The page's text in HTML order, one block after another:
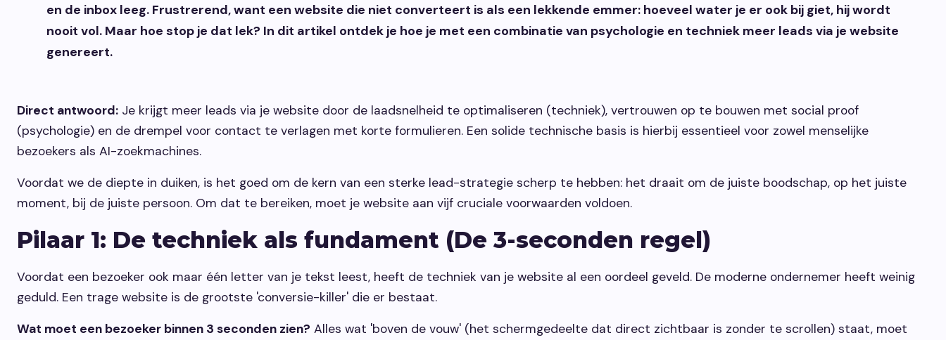
en de inbox leeg. Frustrerend, want een website die niet converteert is als een lekkende emmer: hoeveel water je er ook bij giet, hij wordt
nooit vol. Maar hoe stop je dat lek? In dit artikel ontdek je hoe je met een combinatie van psychologie en techniek meer leads via je website
genereert.
Direct antwoord: Je krijgt meer leads via je website door de laadsnelheid te optimaliseren (techniek), vertrouwen op te bouwen met social proof
(psychologie) en de drempel voor contact te verlagen met korte formulieren. Een solide technische basis is hierbij essentieel voor zowel menselijke
bezoekers als AI-zoekmachines.
Voordat we de diepte in duiken, is het goed om de kern van een sterke lead-strategie scherp te hebben: het draait om de juiste boodschap, op het juiste
moment, bij de juiste persoon. Om dat te bereiken, moet je website aan vijf cruciale voorwaarden voldoen.
Pilaar 1: De techniek als fundament (De 3-seconden regel)
Voordat een bezoeker ook maar één letter van je tekst leest, heeft de techniek van je website al een oordeel geveld. De moderne ondernemer heeft weinig
geduld. Een trage website is de grootste 'conversie-killer' die er bestaat.
Wat moet een bezoeker binnen 3 seconden zien? Alles wat 'boven de vouw' (het schermgedeelte dat direct zichtbaar is zonder te scrollen) staat, moet